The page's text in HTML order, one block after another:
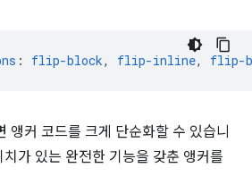
: flip-block, flip-inline, flip-
앵커 코드를 크게 단순화할 수 있습니
가 있는 완전한 기능을 갖춘 앵커를